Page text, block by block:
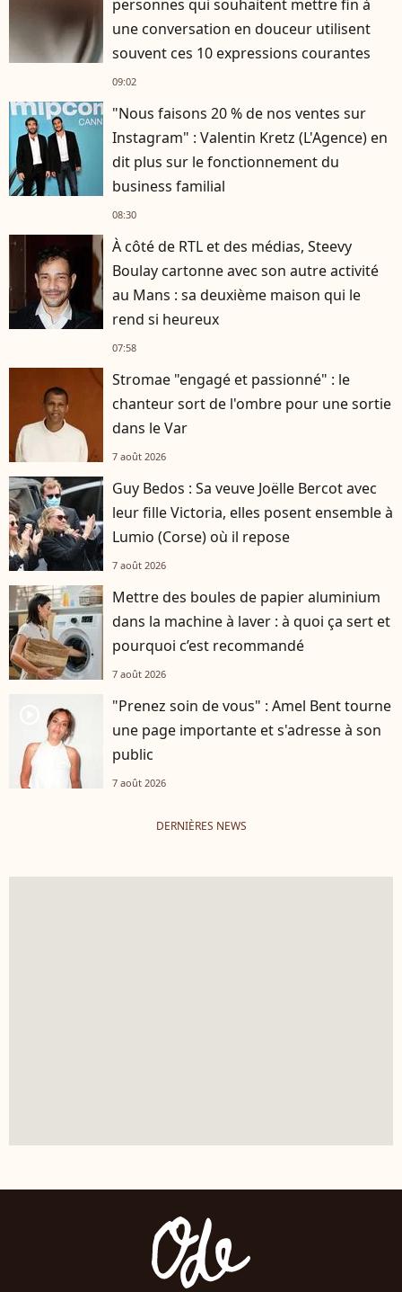
personnes qui souhaitent mettre fin à
une conversation en douceur utilisent
souvent ces 10 expressions courantes
09:02
"Nous faisons 20 % de nos ventes sur
Instagram" : Valentin Kretz (L'Agence) en
dit plus sur le fonctionnement du
business familial
08:30
À côté de RTL et des médias, Steevy
Boulay cartonne avec son autre activité
au Mans : sa deuxième maison qui le
rend si heureux
07:58
Stromae "engagé et passionné" : le
chanteur sort de l'ombre pour une sortie
dans le Var
7 août 2026
Guy Bedos : Sa veuve Joëlle Bercot avec
leur fille Victoria, elles posent ensemble à
Lumio (Corse) où il repose
7 août 2026
Mettre des boules de papier aluminium
dans la machine à laver : à quoi ça sert et
pourquoi c’est recommandé
7 août 2026
"Prenez soin de vous" : Amel Bent tourne
une page importante et s'adresse à son
public
7 août 2026
DERNIÈRES NEWS